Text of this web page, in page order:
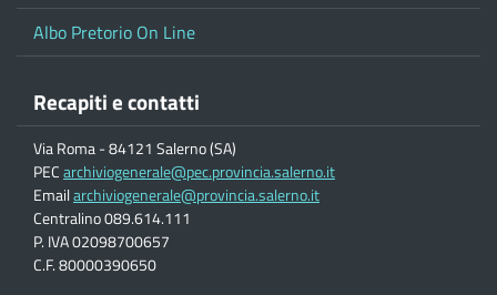
Albo Pretorio On Line
Recapiti e contatti
Via Roma - 84121 Salerno (SA)
PECarchiviogenerale@pec.provincia.salerno.it
Emailarchiviogenerale@provincia.salerno.it
Centralino 089.614.111
P. IVA 02098700657
C.F. 80000390650